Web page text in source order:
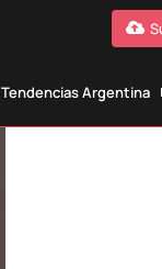
Tendencias Argentina